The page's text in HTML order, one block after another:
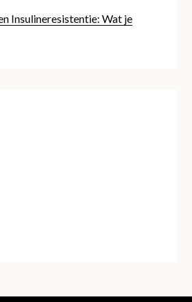
Insulineresistentie: Wat je